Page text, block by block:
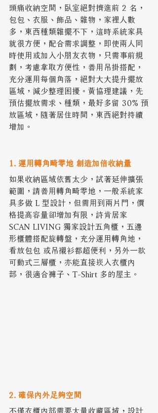
頭痛收納空間，臥室絕對擠進前 2 名，
包包、衣服、飾品、雜物，家裡人數
多，東西種類雜擺不下，這時系統家具
就很方便，配合需求調整，即使兩人同
時使用或加入小朋友衣物，只需事前規
劃，考慮拿取方便性，善用吊掛搭配，
充分運用每個角落，絕對大大提升擺放
區域，減少整理困擾。黃協理建議，先
預估擺放需求、種類，最好多留 30% 預
放區域，隨著居住時間，東西絕對持續
增加。
1. 運用轉角畸零地 創造加倍收納量
如果收納區域依舊太少，試著延伸擴張
範圍，請善用轉角畸零地，一般系統家
具多做 L 型設計，但需用到兩片門，價
格提高容量卻增加有限，詩肯居家
SCAN LIVING 獨家設計五角櫃，五邊
形櫃體搭配旋轉盤，充分運用轉角地，
看放包包 或吊襯衫都超便利，另外一款
可動式三層櫃，亦能直接崁入衣櫃內
部，很適合褲子、T-Shirt 多的屋主。
2. 確保內外足夠空間
不僅衣櫃內部需要大量收藏區域，設計